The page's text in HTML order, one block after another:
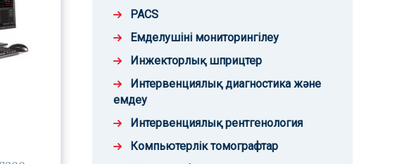
PACS
Емделушіні мониторингілеу
Инжекторлық шприцтер
Интервенциялық диагностика және
емдеу
Интервенциялық рентгенология
Компьютерлік томографтар